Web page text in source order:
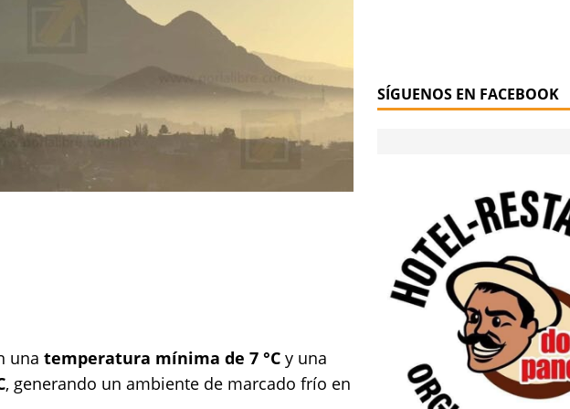
una temperatura mínima de 7 °C y una
, generando un ambiente de marcado frío en
SÍGUENOS EN FACEBOOK